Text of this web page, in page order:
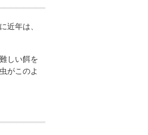
近年は、
しい餌を
がこのよ